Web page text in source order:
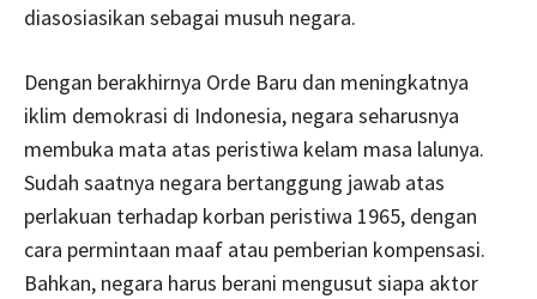
diasosiasikan sebagai musuh negara.
Dengan berakhirnya Orde Baru dan meningkatnya
iklim demokrasi di Indonesia, negara seharusnya
membuka mata atas peristiwa kelam masa lalunya.
Sudah saatnya negara bertanggung jawab atas
perlakuan terhadap korban peristiwa 1965, dengan
cara permintaan maaf atau pemberian kompensasi.
Bahkan, negara harus berani mengusut siapa aktor